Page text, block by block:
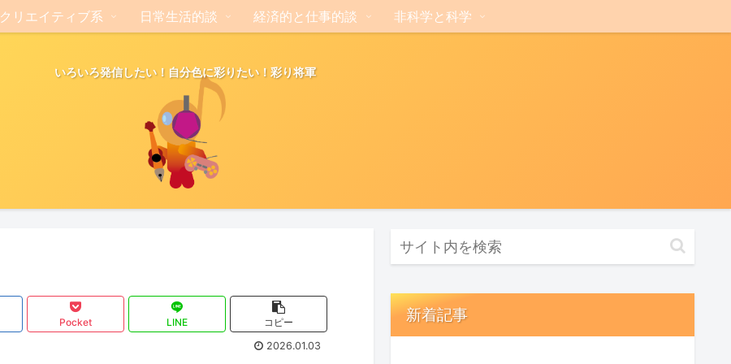
いろいろ発信したい！自分色に彩りたい！彩り将軍
クリエイティブ系 日常生活的談 経済的と仕事的談 非科学と科学
Pocket LINE
コピー
2026.01.03
新着記事